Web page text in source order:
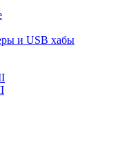
и USB хабы